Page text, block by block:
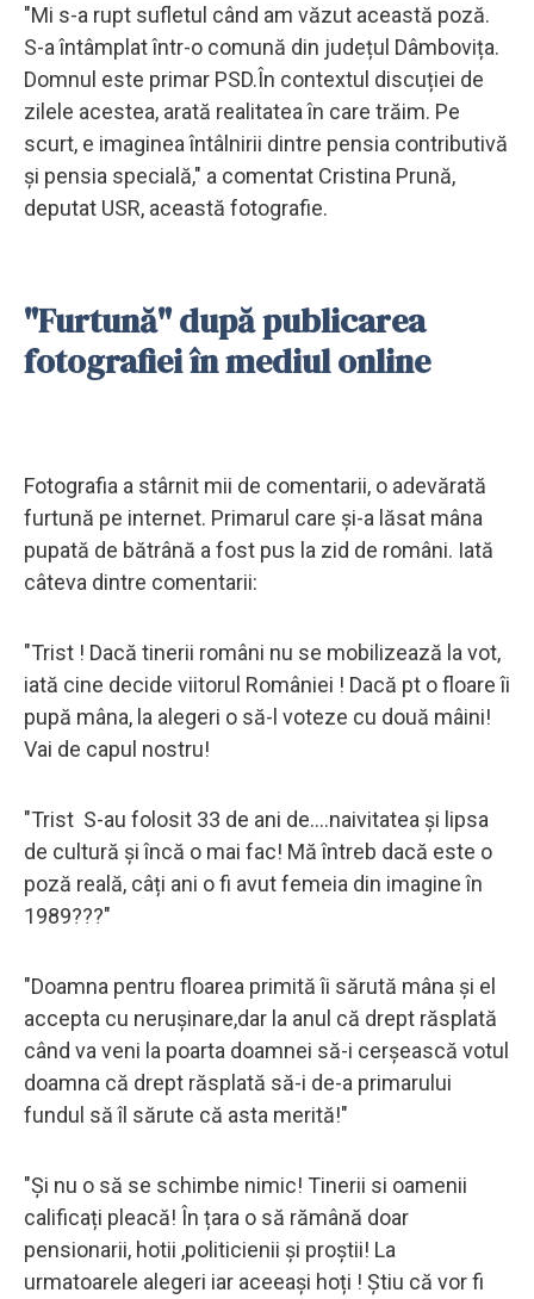
"Mi s-a rupt sufletul când am văzut această poză.
S-a întâmplat într-o comună din județul Dâmbovița.
Domnul este primar PSD.În contextul discuției de
zilele acestea, arată realitatea în care trăim. Pe
scurt, e imaginea întâlnirii dintre pensia contributivă
și pensia specială," a comentat Cristina Prună,
deputat USR, această fotografie.
"Furtună" după publicarea
fotografiei în mediul online
Fotografia a stârnit mii de comentarii, o adevărată
furtună pe internet. Primarul care și-a lăsat mâna
pupată de bătrână a fost pus la zid de români. Iată
câteva dintre comentarii:
"Trist ! Dacă tinerii români nu se mobilizează la vot,
iată cine decide viitorul României ! Dacă pt o floare îi
pupă mâna, la alegeri o să-l voteze cu două mâini!
Vai de capul nostru!
"Trist S-au folosit 33 de ani de....naivitatea și lipsa
de cultură și încă o mai fac! Mă întreb dacă este o
poză reală, câți ani o fi avut femeia din imagine în
1989???"
"Doamna pentru floarea primită îi sărută mâna și el
accepta cu nerușinare,dar la anul că drept răsplată
când va veni la poarta doamnei să-i cerșească votul
doamna că drept răsplată să-i de-a primarului
fundul să îl sărute că asta merită!"
"Și nu o să se schimbe nimic! Tinerii si oamenii
calificați pleacă! În țara o să rămână doar
pensionarii, hotii ,politicienii și proștii! La
urmatoarele alegeri iar aceeași hoți ! Știu că vor fi